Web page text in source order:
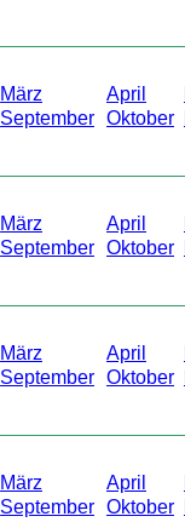
März April
September Oktober
März April
September Oktober
März April
September Oktober
März April
September Oktober